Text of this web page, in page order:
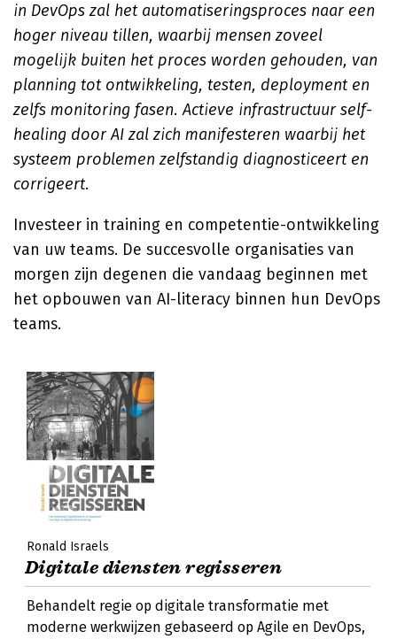
in DevOps zal het automatiseringsproces naar een
hoger niveau tillen, waarbij mensen zoveel
mogelijk buiten het proces worden gehouden, van
planning tot ontwikkeling, testen, deployment en
zelfs monitoring fasen. Actieve infrastructuur self-
healing door AI zal zich manifesteren waarbij het
systeem problemen zelfstandig diagnosticeert en
corrigeert.
Investeer in training en competentie-ontwikkeling
van uw teams. De succesvolle organisaties van
morgen zijn degenen die vandaag beginnen met
het opbouwen van AI-literacy binnen hun DevOps
teams.
Ronald Israels
Digitale diensten regisseren
Behandelt regie op digitale transformatie met
moderne werkwijzen gebaseerd op Agile en DevOps,